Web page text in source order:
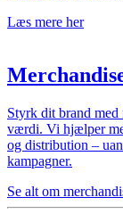
Læs mere her
Styrk dit brand med
værdi. Vi hjælper
og distribution –
kampagner.
Se alt om